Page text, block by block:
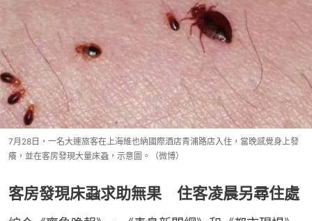
7月28日，一名大連旅客在上海維也納國際酒店青浦路店入住，當晚感覺身上發
癢，並在客房發現大量床蝨，示意圖。（微博）
客房發現床蝨求助無果 住客凌晨另尋住處